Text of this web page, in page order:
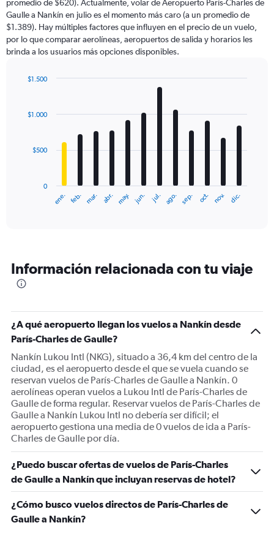
chart
has
1
Y
axis
values.
to
promedio de $620). Actualmente, volar de Aeropuerto París-Charles de
Gaulle a Nankín en julio es el momento más caro (a un promedio de
$1.389). Hay múltiples factores que influyen en el precio de un vuelo,
por lo que comparar aerolíneas, aeropuertos de salida y horarios les
brinda a los usuarios más opciones disponibles.
with
12
The
categories.
The
Y
axis
displaying
values.
Range:
0
to
1500.
ene. feb. mar. abr. may. jun. jul. ago. sep. oct. nov. dic.
0
$500
$1.000
$1.500
Información relacionada con tu viaje
¿A qué aeropuerto llegan los vuelos a Nankín desde
París-Charles de Gaulle?
Nankín Lukou Intl (NKG), situado a 36,4 km del centro de la
ciudad, es el aeropuerto desde el que se vuela cuando se
reservan vuelos de París-Charles de Gaulle a Nankín. 0
aerolíneas operan vuelos a Lukou Intl de París-Charles de
Gaulle de forma regular. Reservar vuelos de París-Charles de
Gaulle a Nankín Lukou Intl no debería ser difícil; el
aeropuerto gestiona una media de 0 vuelos de ida a París-
Charles de Gaulle por día.
¿Puedo buscar ofertas de vuelos de París-Charles
de Gaulle a Nankín que incluyan reservas de hotel?
¿Cómo busco vuelos directos de París-Charles de
Gaulle a Nankín?